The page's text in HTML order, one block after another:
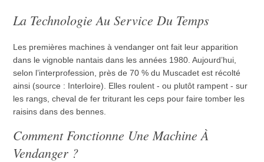
La Technologie Au Service Du Temps
Les premières machines à vendanger ont fait leur apparition
dans le vignoble nantais dans les années 1980. Aujourd’hui,
selon l’interprofession, près de 70 % du Muscadet est récolté
ainsi (source : Interloire). Elles roulent - ou plutôt rampent - sur
les rangs, cheval de fer triturant les ceps pour faire tomber les
raisins dans des bennes.
Comment Fonctionne Une Machine À
Vendanger ?